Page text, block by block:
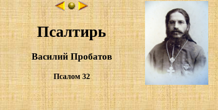
Псалтирь
Василий Пробатов
Псалом 32